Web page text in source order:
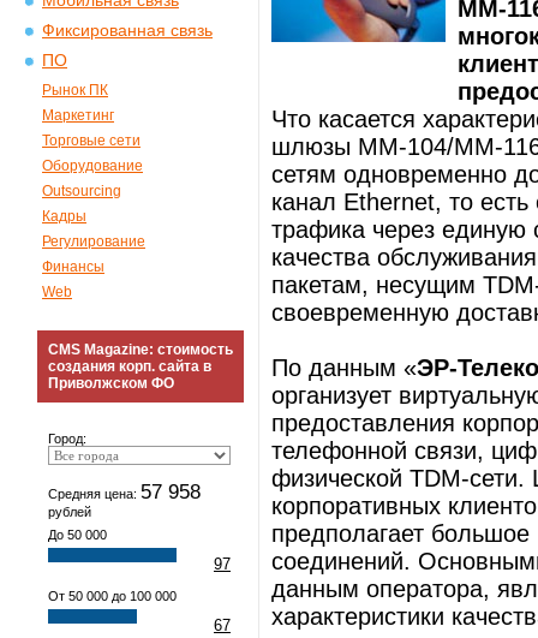
Фиксированная связь
ПО
Рынок ПК
Маркетинг
Торговые сети
Оборудование
Outsourcing
Кадры
Регулирование
Финансы
Web
CMS Magazine: стоимость
создания корп. сайта в
Приволжском ФО
Город:
Средняя цена: 57 958
рублей
До 50 000
97
От 50 000 до 100 000
67
ММ-
Что касается
шлюзы ММ-104/ММ-116
сетям одновременно
канал Ethernet, то
трафика через единую
качества
пакетам, несущим
своевременную
По данным «ЭР-
организует
предоставления
телефонной связи,
физической TDM-
корпоративных
предполагает
соединений.
данным оператора,
характеристики